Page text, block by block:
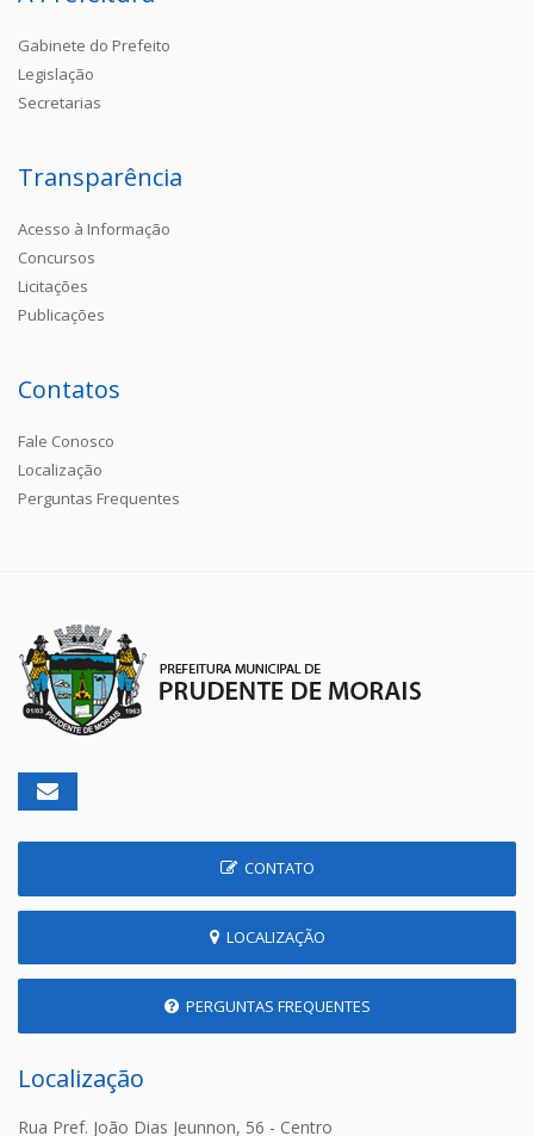
Gabinete do Prefeito
Legislação
Secretarias
Transparência
Acesso à Informação
Concursos
Licitações
Publicações
Contatos
Fale Conosco
Localização
Perguntas Frequentes
CONTATO
LOCALIZAÇÃO
PERGUNTAS FREQUENTES
Localização
Rua Pref. João Dias Jeunnon, 56 - Centro